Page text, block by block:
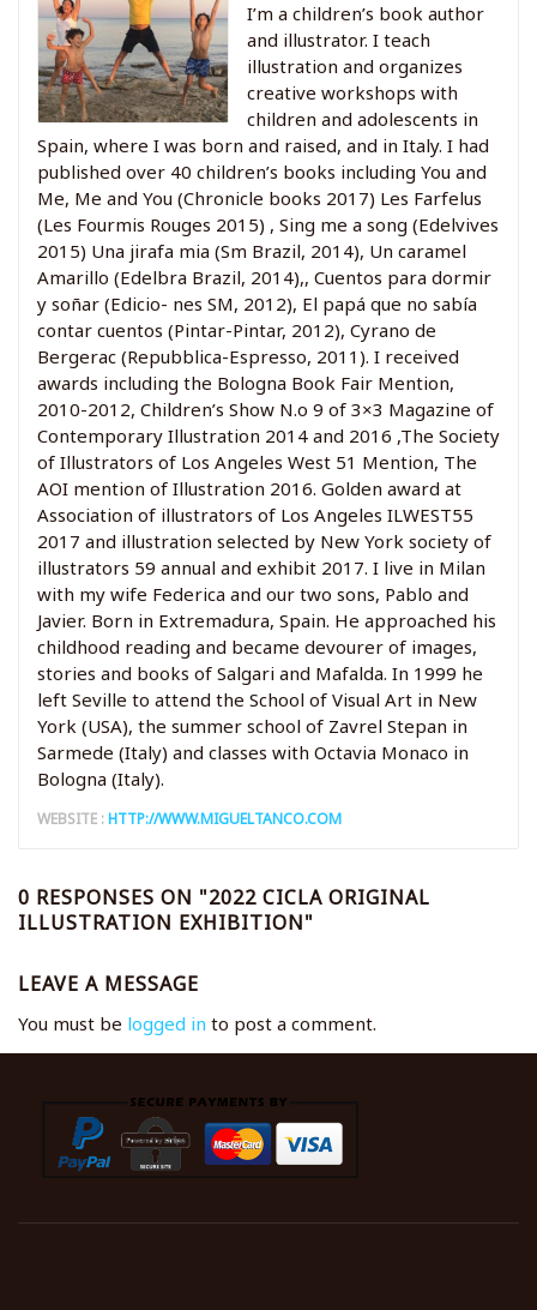
I’m a children’s book author
and illustrator. I teach
illustration and organizes
creative workshops with
children and adolescents in
Spain, where I was born and raised, and in Italy. I had
published over 40 children’s books including You and
Me, Me and You (Chronicle books 2017) Les Farfelus
(Les Fourmis Rouges 2015) , Sing me a song (Edelvives
2015) Una jirafa mia (Sm Brazil, 2014), Un caramel
Amarillo (Edelbra Brazil, 2014),, Cuentos para dormir
y soñar (Edicio- nes SM, 2012), El papá que no sabía
contar cuentos (Pintar-Pintar, 2012), Cyrano de
Bergerac (Repubblica-Espresso, 2011). I received
awards including the Bologna Book Fair Mention,
2010-2012, Children’s Show N.o 9 of 3×3 Magazine of
Contemporary Illustration 2014 and 2016 ,The Society
of Illustrators of Los Angeles West 51 Mention, The
AOI mention of Illustration 2016. Golden award at
Association of illustrators of Los Angeles ILWEST55
2017 and illustration selected by New York society of
illustrators 59 annual and exhibit 2017. I live in Milan
with my wife Federica and our two sons, Pablo and
Javier. Born in Extremadura, Spain. He approached his
childhood reading and became devourer of images,
stories and books of Salgari and Mafalda. In 1999 he
left Seville to attend the School of Visual Art in New
York (USA), the summer school of Zavrel Stepan in
Sarmede (Italy) and classes with Octavia Monaco in
Bologna (Italy).
WEBSITE :HTTP://WWW.MIGUELTANCO.COM
0 RESPONSES ON "2022 CICLA ORIGINAL
ILLUSTRATION EXHIBITION"
LEAVE A MESSAGE
You must be logged in to post a comment.